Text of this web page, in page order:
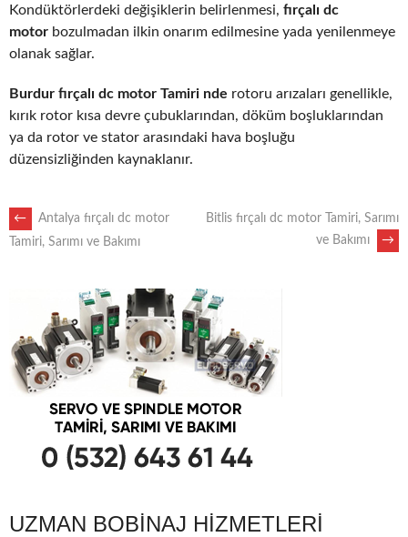
Kondüktörlerdeki değişiklerin belirlenmesi, fırçalı dc
motor bozulmadan ilkin onarım edilmesine yada yenilenmeye
olanak sağlar.
Burdur fırçalı dc motor Tamiri nde rotoru arızaları genellikle,
kırık rotor kısa devre çubuklarından, döküm boşluklarından
ya da rotor ve stator arasındaki hava boşluğu
düzensizliğinden kaynaklanır.
POST
NAVIGATION
←
Antalya fırçalı dc motor
Tamiri, Sarımı ve Bakımı
Bitlis fırçalı dc motor Tamiri, Sarımı
ve Bakımı
→
UZMAN BOBINAJ HIZMETLERI